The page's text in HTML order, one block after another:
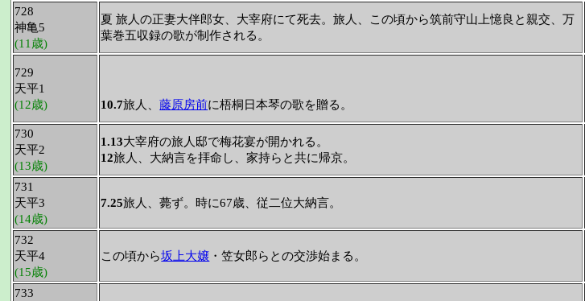
728
神亀5
(11歳)
夏 旅人の正妻大伴郎女、大宰府にて死去。旅人、この頃から筑前守山上憶良と親交、万
葉巻五収録の歌が制作される。
729
天平1
(12歳)
10.7旅人、藤原房前に梧桐日本琴の歌を贈る。
730
天平2
(13歳)
1.13大宰府の旅人邸で梅花宴が開かれる。
12旅人、大納言を拝命し、家持らと共に帰京。
731
天平3
(14歳)
7.25旅人、薨ず。時に67歳、従二位大納言。
732
天平4
(15歳)
この頃から坂上大嬢 ・笠女郎らとの交渉始まる。
733